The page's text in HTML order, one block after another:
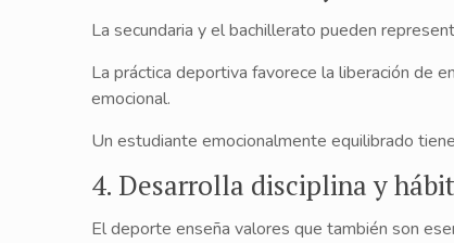
La secundaria y el bachillerato pueden
La práctica deportiva favorece la liberación de
emocional.
Un estudiante emocionalmente equilibrado
4. Desarrolla disciplina y
El deporte enseña valores que también son